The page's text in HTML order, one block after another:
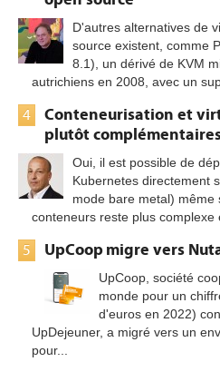
D'autres alternatives de
source existent, comme
8.1), un dérivé de KVM
autrichiens en 2008, avec un
4
Conteneurisation et
plutôt
Oui, il est possible de
Kubernetes directement
mode bare metal) même
conteneurs reste plus complexe
5 UpCoop migre vers
UpCoop, société
monde pour un
d'euros en 2022)
UpDejeuner, a migré vers un
pour...